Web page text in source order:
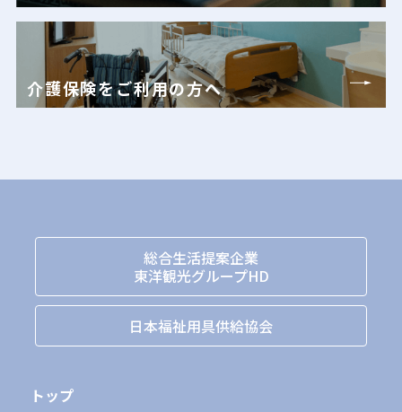
介護保険をご利用の方へ
総合生活提案企業
東洋観光グループHD
日本福祉用具供給協会
トップ